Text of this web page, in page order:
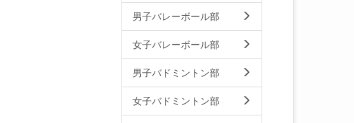
男子バレーボール部
女子バレーボール部
男子バドミントン部
女子バドミントン部